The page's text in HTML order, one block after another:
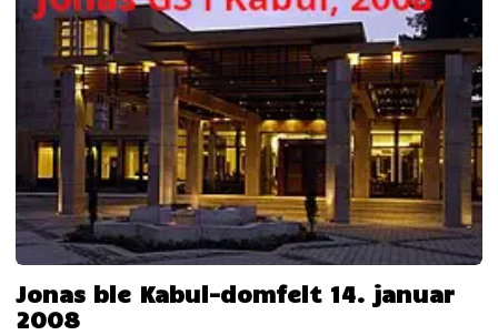
Jonas ble Kabul-domfelt 14. januar
2008